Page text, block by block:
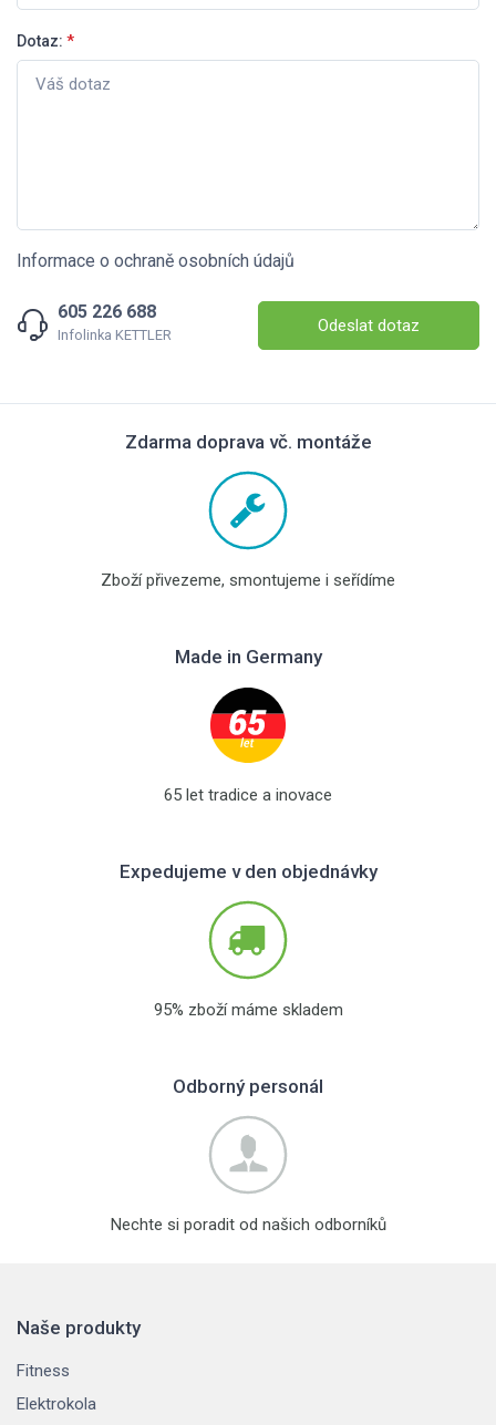
Dotaz: *
Informace o ochraně osobních údajů
605 226 688
Infolinka KETTLER Odeslat dotaz
Zdarma doprava vč. montáže
Zboží přivezeme, smontujeme i seřídíme
Made in Germany
65 let tradice a inovace
Expedujeme v den objednávky
95% zboží máme skladem
Odborný personál
Nechte si poradit od našich odborníků
Naše produkty
Fitness
Elektrokola